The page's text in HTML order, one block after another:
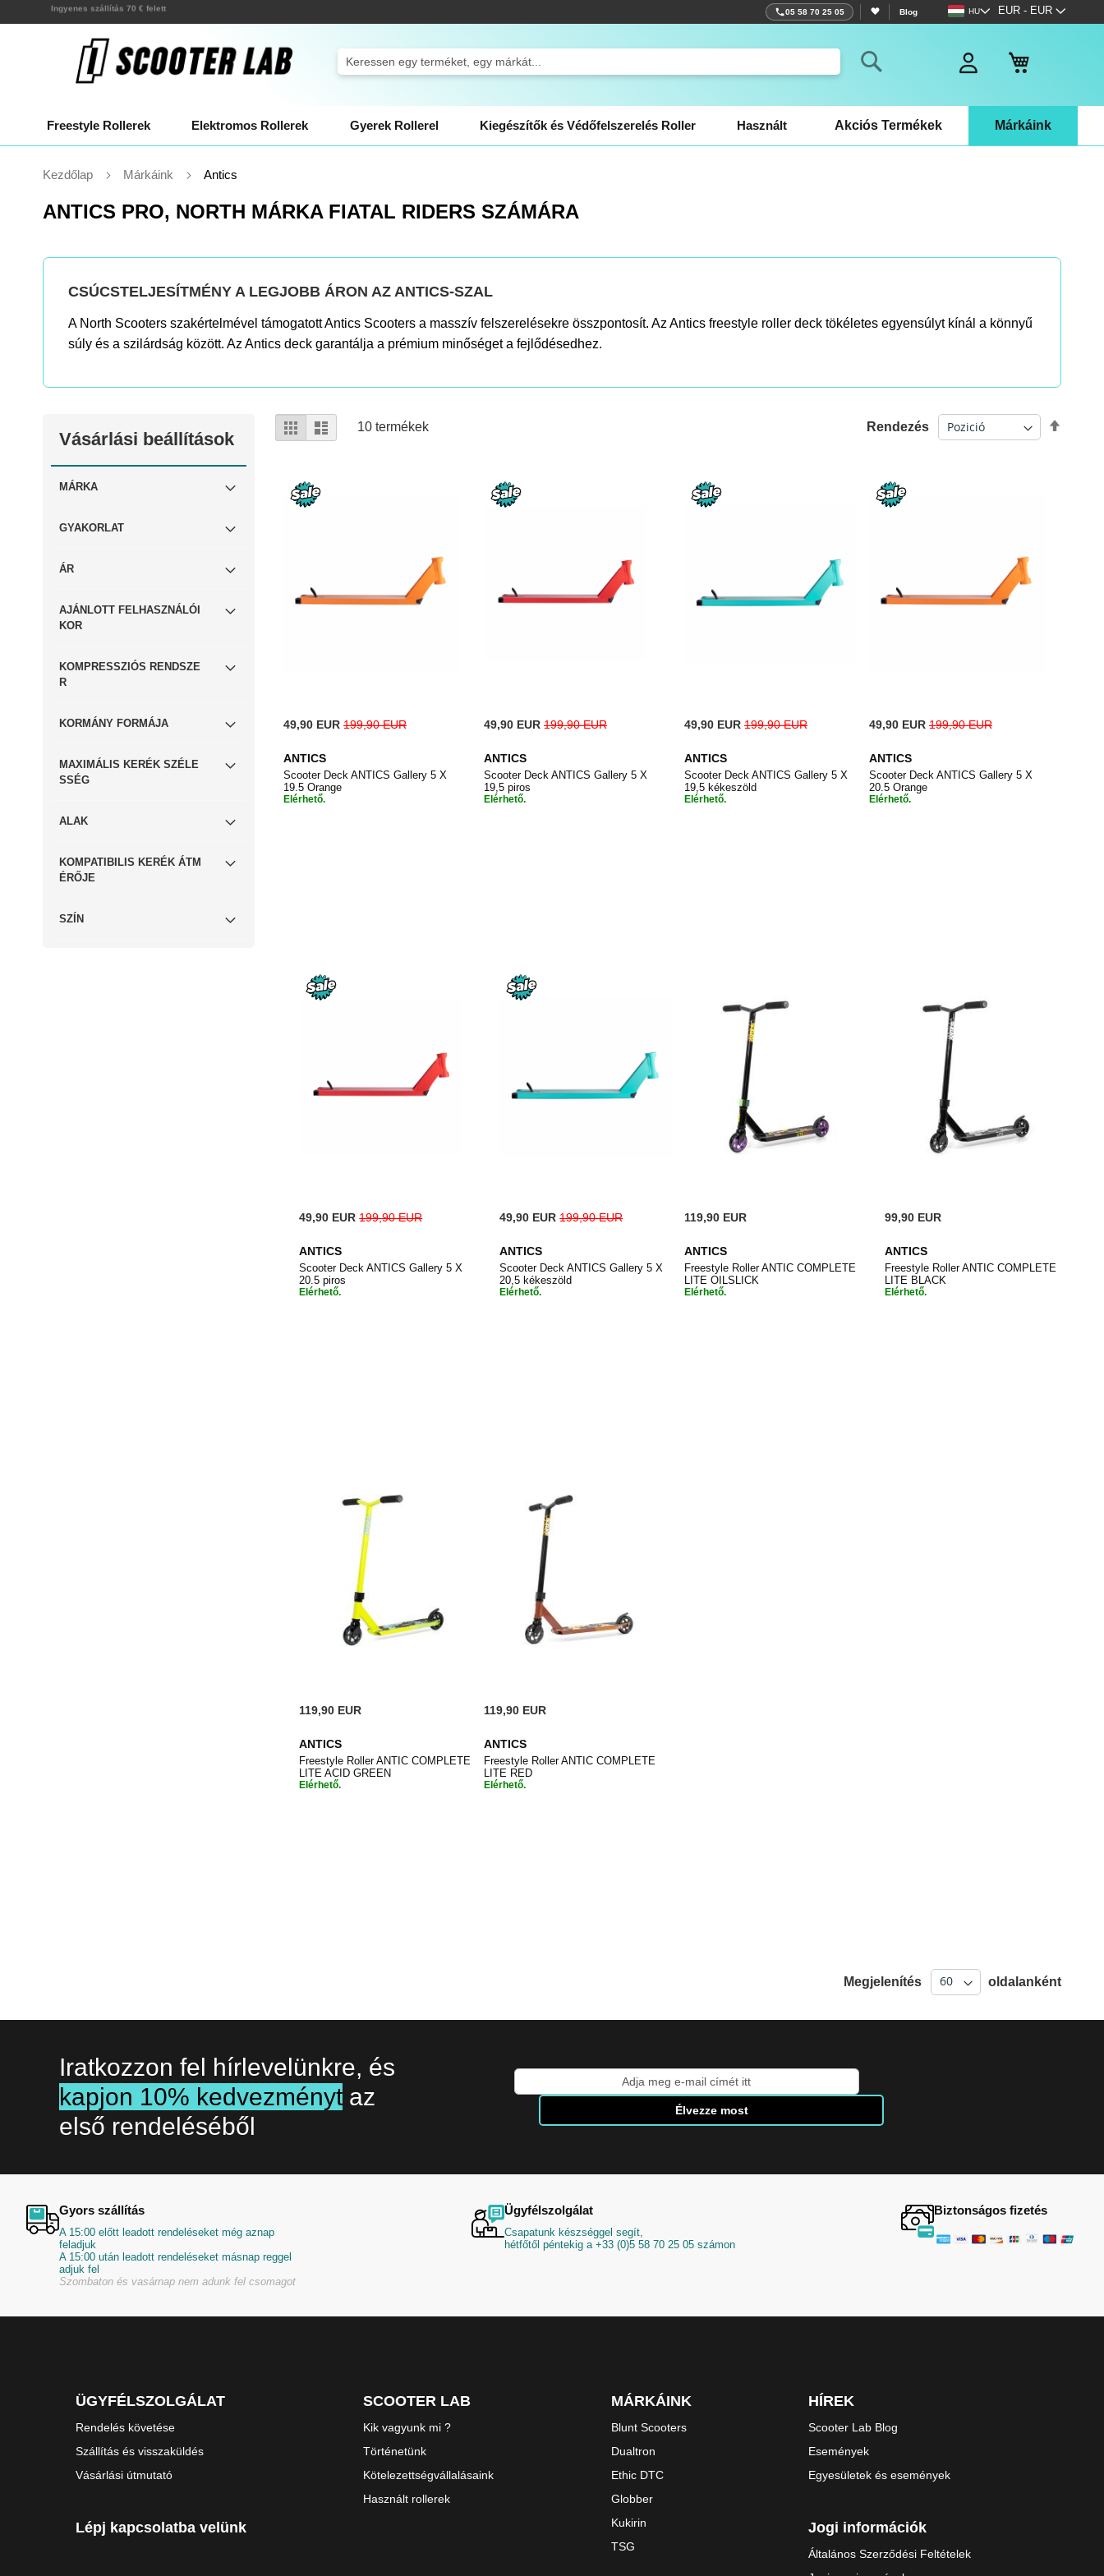
Ugrás
a
tartalomhoz
Pénznem
EUR - EUR
NyelvHU
Kiszállítás néhány órán belül! 05 58 70 25 05 Blog
Search
Freestyle Rollerek Elektromos Rollerek Gyerek Rollerel Kiegészítők és Védőfelszerelés Roller Használt Akciós Termékek Márkáink
Kezdőlap Márkáink Antics
ANTICS PRO, NORTH MÁRKA FIATAL RIDERS SZÁMÁRA
CSÚCSTELJESÍTMÉNY A LEGJOBB ÁRON AZ ANTICS-SZAL
A North Scooters szakértelmével támogatott Antics Scooters a masszív felszerelésekre összpontosít. Az Antics freestyle roller deck tökéletes egyensúlyt kínál a könnyű
súly és a szilárdság között. Az Antics deck garantálja a prémium minőséget a fejlődésedhez.
Megtekintés
RácsLista 10 termékek Rendezés
Special
Price
49,90 EUR 199,90 EUR
ANTICS
Scooter Deck ANTICS Gallery 5 X
19.5 Orange
Elérhető.
Special
Price
49,90 EUR 199,90 EUR
ANTICS
Scooter Deck ANTICS Gallery 5 X
19,5 piros
Elérhető.
Special
Price
49,90 EUR 199,90 EUR
ANTICS
Scooter Deck ANTICS Gallery 5 X
19,5 kékeszöld
Elérhető.
Special
Price
49,90 EUR 199,90 EUR
ANTICS
Scooter Deck ANTICS Gallery 5 X
20.5 Orange
Elérhető.
Special
Price
49,90 EUR 199,90 EUR
ANTICS
Scooter Deck ANTICS Gallery 5 X
20.5 piros
Elérhető.
Special
Price
49,90 EUR 199,90 EUR
ANTICS
Scooter Deck ANTICS Gallery 5 X
20,5 kékeszöld
Elérhető.
119,90 EUR
ANTICS
Freestyle Roller ANTIC COMPLETE
LITE OILSLICK
Elérhető.
99,90 EUR
ANTICS
Freestyle Roller ANTIC COMPLETE
LITE BLACK
Elérhető.
119,90 EUR
ANTICS
Freestyle Roller ANTIC COMPLETE
LITE ACID GREEN
Elérhető.
119,90 EUR
ANTICS
Freestyle Roller ANTIC COMPLETE
LITE RED
Elérhető.
Megjelenítés oldalanként
Vásárlási beállítások
MÁRKA
GYAKORLAT
ÁR
AJÁNLOTT FELHASZNÁLÓI
KOR
KOMPRESSZIÓS RENDSZE
R
KORMÁNY FORMÁJA
MAXIMÁLIS KERÉK SZÉLE
SSÉG
ALAK
KOMPATIBILIS KERÉK ÁTM
ÉRŐJE
SZÍN
Iratkozzon fel hírlevelünkre, és
kapjon 10% kedvezményt az
első rendeléséből
fel
Élvezze most
Gyors szállítás
A 15:00 előtt leadott rendeléseket még aznap
feladjuk
A 15:00 után leadott rendeléseket másnap reggel
adjuk fel
Szombaton és vasárnap nem adunk fel csomagot
Ügyfélszolgálat
Csapatunk készséggel segít,
hétfőtől péntekig a +33 (0)5 58 70 25 05 számon
Biztonságos fizetés
ÜGYFÉLSZOLGÁLAT
Rendelés követése
Szállítás és visszaküldés
Vásárlási útmutató
Lépj kapcsolatba velünk
SCOOTER LAB
Kik vagyunk mi ?
Történetünk
Kötelezettségvállalásaink
Használt rollerek
MÁRKÁINK
Blunt Scooters
Dualtron
Ethic DTC
Globber
Kukirin
TSG
HÍREK
Scooter Lab Blog
Események
Egyesületek és események
Jogi információk
Általános Szerződési Feltételek